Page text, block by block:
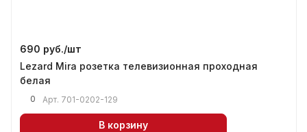
690 руб./шт
Lezard Mira розетка телевизионная проходная
белая
0 Арт. 701-0202-129
В корзину